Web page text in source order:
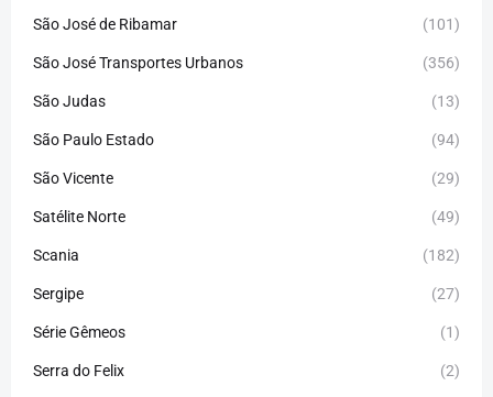
São José de Ribamar (101)
São José Transportes Urbanos (356)
São Judas (13)
São Paulo Estado (94)
São Vicente (29)
Satélite Norte (49)
Scania (182)
Sergipe (27)
Série Gêmeos (1)
Serra do Felix (2)